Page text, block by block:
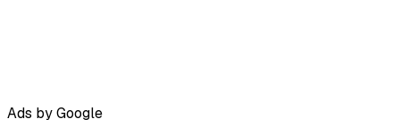
Ads by Google